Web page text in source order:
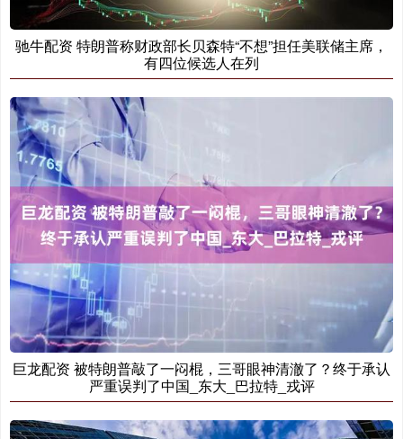
驰牛配资 特朗普称财政部长贝森特“不想”担任美联储主席，
有四位候选人在列
巨龙配资 被特朗普敲了一闷棍，三哥眼神清澈了？终于承认
严重误判了中国_东大_巴拉特_戎评